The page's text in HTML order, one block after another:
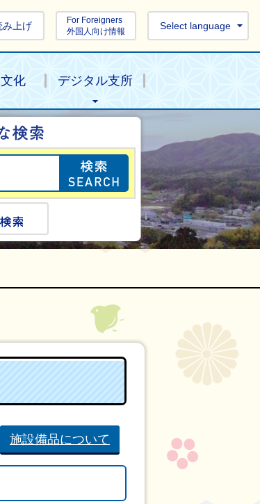
み上げ
For Foreigners
外国人向け情報
Select language
化 デジタル支所
目的の情報を探
施設備品について